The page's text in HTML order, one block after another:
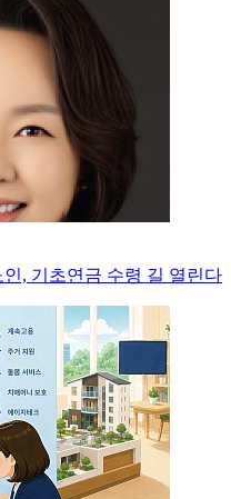
, 기초연금 수령 길 열린다